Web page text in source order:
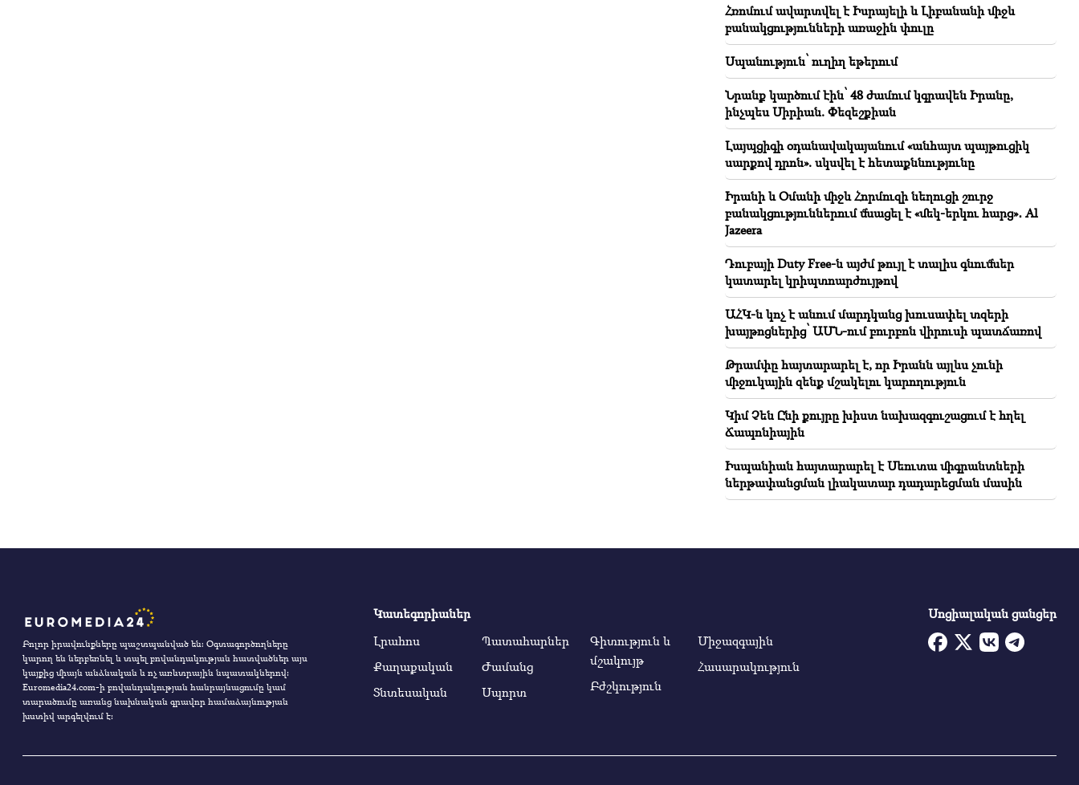
19:28 Կարևոր
Ձեր առաջնորդությամբ ՀՀ Կառավարությունը
կշարունակի կառուցողական դեր խաղալ
տարածաշրջանային խաղաղության գործում.
Գուտերեշը՝ Փաշինյանին
18:35
Ռուսաստանը պատրաստ է շարունակել
Հայաստանի երկաթուղիների կոնցեսիոն
կառավարումը. Օվերչուկ
18:21
Հայաստանյան ապրանքների՝ ՌԴ շուկա
արտահանման անհիմն սահմանափակումները
մտահոգիչ են. Ռուբինյանը՝ Մատվիենկոյին
Հռոմում ավարտվել է Իսրայելի և Լիբանանի միջև
բանակցությունների առաջին փուլը
Սպանություն՝ ուղիղ եթերում
Նրանք կարծում էին՝ 48 ժամում կգրավեն Իրանը,
ինչպես Սիրիան. Փեզեշքիան
Լայպցիգի օդանավակայանում «անհայտ պայթուցիկ
սարքով դրոն». սկսվել է հետաքննությունը
Իրանի և Օմանի միջև Հորմուզի նեղուցի շուրջ
բանակցություններում մնացել է «մեկ-երկու հարց»․ Al
Jazeera
Դուբայի Duty Free-ն այժմ թույլ է տալիս գնումներ
կատարել կրիպտոարժույթով
ԱՀԿ-ն կոչ է անում մարդկանց խուսափել տզերի
խայթոցներից՝ ԱՄՆ-ում բուրբոն վիրուսի պատճառով
Թրամփը հայտարարել է, որ Իրանն այլևս չունի
միջուկային զենք մշակելու կարողություն
Կիմ Չեն Ընի քույրը խիստ նախազգուշացում է հղել
Ճապոնիային
Իսպանիան հայտարարել է Սեուտա միգրանտների
ներթափանցման լիակատար դադարեցման մասին
Բոլոր իրավունքները պաշտպանված են։ Օգտագործողները
կարող են ներբեռնել և տպել բովանդակության հատվածներ այս
կայքից միայն անձնական և ոչ առևտրային նպատակներով:
Euromedia24.com-ի բովանդակության հանրայնացումը կամ
տարածումը առանց նախնական գրավոր համաձայնության
խստիվ արգելվում է:
Կատեգորիաներ
Լրահոս
Քաղաքական
Տնտեսական
Պատահարներ
Ժամանց
Սպորտ
Գիտություն և
մշակույթ
Բժշկություն
Միջազգային
Հասարակություն
Սոցիալական ցանցեր